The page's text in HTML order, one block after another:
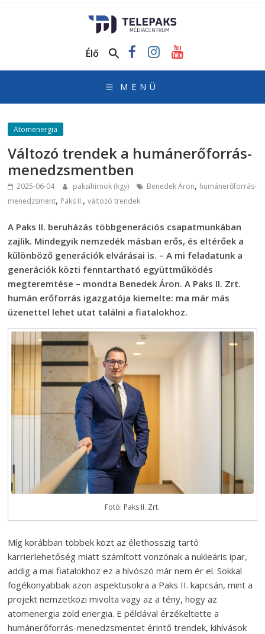
Médiacentrum
honlapja
Élő
Atomenergia
Változó trendek a humánerőforrás-
menedzsmentben
2025-06-04 paksihirnok (kgy) Benedek Áron, humánerőforrás-
menedzsment, Paks II.,változó trendek
A Paks II. beruházás többgenerációs csapatmunkában
zajlik. Mindegyik nemzedék másban erős, és eltérőek a
különböző generációk elvárásai is. – A mi feladatunk a
generációk közti fenntartható együttműködés
megteremtése – mondta Benedek Áron. A Paks II. Zrt.
humán erőforrás igazgatója kiemelte: ma már más
üzenettel lehet utat találni a fiatalokhoz.
Fotó: Paks II. Zrt.
Míg korábban többek közt az élethosszig tartó
karrierlehetőség miatt számított vonzónak a nukleáris ipar,
addig a mai fiatalokhoz ez a hívószó már nem ér el. Sokkal
fogékonyabbak azon aspektusokra a Paks II. kapcsán, mint a
projekt nemzetközi mivolta vagy az a tény, hogy az
atomenergia zöld energia. E példával érzékeltette a
humánerőforrás-menedzsmentet érintő trendek, kihívások